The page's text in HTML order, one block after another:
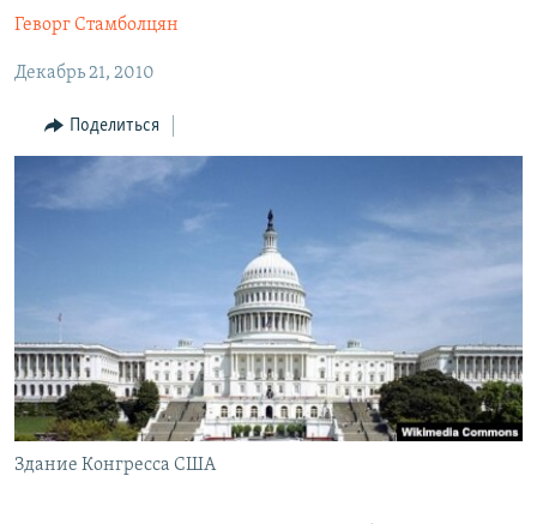
основной
навигации
Перейти
поиску
ЭКОНОМИКА
РЕГИОН
НАГОРНЫЙ КАРАБАХ
КУЛЬТУРА
СПОРТ
Հայերեն
English
Русский
Все сайты Радио Азатутюн
Геворг Стамболцян
Декабрь 21, 2010
Поделиться
Здание Конгресса США